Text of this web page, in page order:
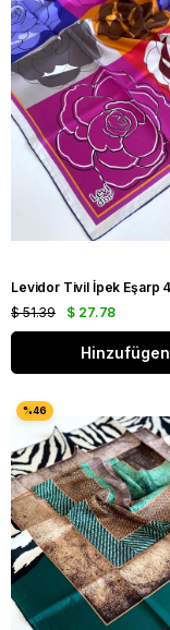
$ 27.78
$ 51.39
Hinzufügen